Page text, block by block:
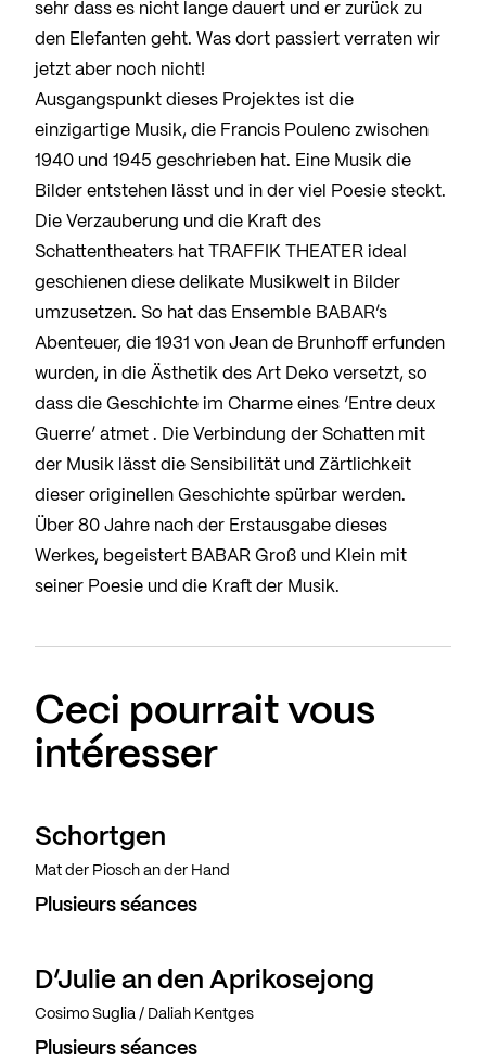
sehr dass es nicht lange dauert und er zurück zu
den Elefanten geht. Was dort passiert verraten wir
jetzt aber noch nicht!
Ausgangspunkt dieses Projektes ist die
einzigartige Musik, die Francis Poulenc zwischen
1940 und 1945 geschrieben hat. Eine Musik die
Bilder entstehen lässt und in der viel Poesie steckt.
Die Verzauberung und die Kraft des
Schattentheaters hat TRAFFIK THEATER ideal
geschienen diese delikate Musikwelt in Bilder
umzusetzen. So hat das Ensemble BABAR’s
Abenteuer, die 1931 von Jean de Brunhoff erfunden
wurden, in die Ästhetik des Art Deko versetzt, so
dass die Geschichte im Charme eines ‘Entre deux
Guerre’ atmet . Die Verbindung der Schatten mit
der Musik lässt die Sensibilität und Zärtlichkeit
dieser originellen Geschichte spürbar werden.
Über 80 Jahre nach der Erstausgabe dieses
Werkes, begeistert BABAR Groß und Klein mit
seiner Poesie und die Kraft der Musik.
Ceci pourrait vous
intéresser
Schortgen
Mat der Piosch an der Hand
Plusieurs séances
D’Julie an den Aprikosejong
Cosimo Suglia / Daliah Kentges
Plusieurs séances